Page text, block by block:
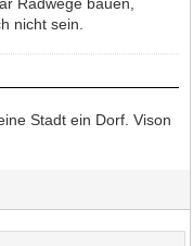
nicht sein.
Stadt ein Dorf. Vison